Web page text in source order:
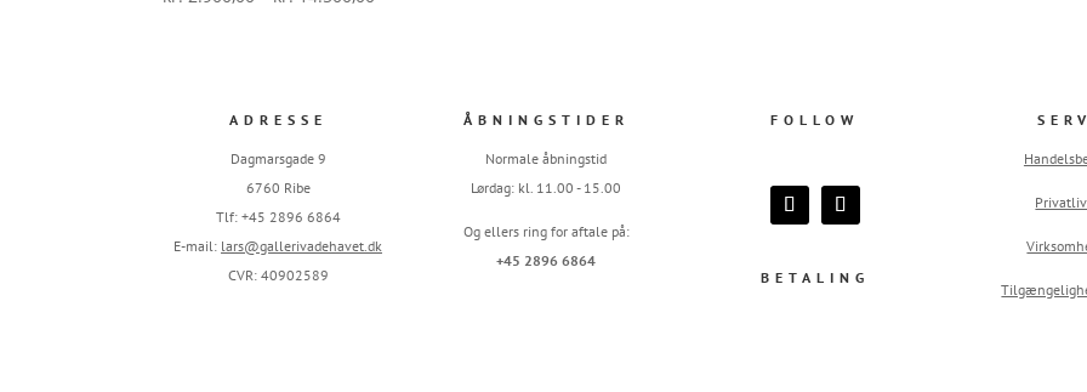
ADRESSE
Dagmarsgade 9
6760 Ribe
Tlf: +45 2896 6864
E-mail: lars@gallerivadehavet.dk
CVR: 40902589
ÅBNINGSTIDER
Normale åbningstid
Lørdag: kl. 11.00 - 15.00
Og ellers ring for aftale på:
+45 2896 6864
FOLLOW
BETALING